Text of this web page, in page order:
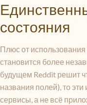
состояния
Плюс от
становится более
будущем Reddit решит
названия полей), то
сервисы, а не всё